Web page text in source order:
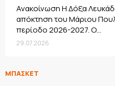
Ανακοίνωση Η Δόξα
απόκτηση του Μάριου
περίοδο 2026-2027. Ο...
29.07.2026
ΜΠΑΣΚΕΤ